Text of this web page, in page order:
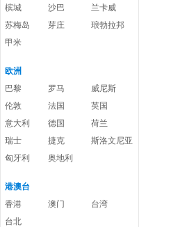
槟城
沙巴
兰卡威
苏梅岛
芽庄
琅勃拉邦
甲米
欧洲
巴黎
罗马
威尼斯
伦敦
法国
英国
意大利
德国
荷兰
瑞士
捷克
斯洛文尼亚
匈牙利
奥地利
港澳台
香港
澳门
台湾
台北